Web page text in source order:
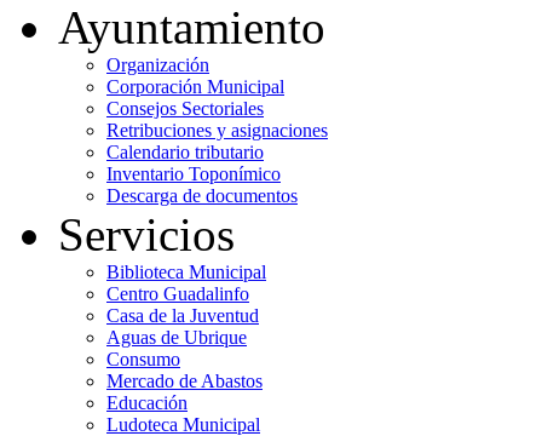
Ayuntamiento
Organización
Corporación Municipal
Consejos Sectoriales
Retribuciones y asignaciones
Calendario tributario
Inventario Toponímico
Descarga de documentos
Servicios
Biblioteca Municipal
Centro Guadalinfo
Casa de la Juventud
Aguas de Ubrique
Consumo
Mercado de Abastos
Educación
Ludoteca Municipal